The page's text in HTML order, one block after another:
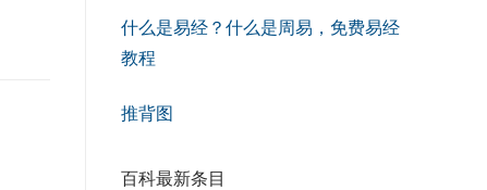
什么是易经？什么是周易，免费易经
教程
推背图
百科最新条目